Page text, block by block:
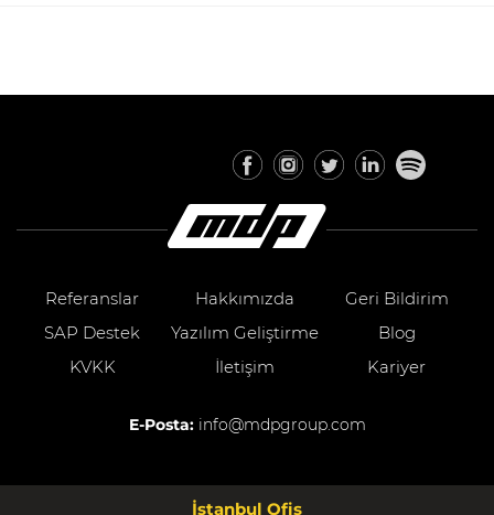
Referanslar Hakkımızda
Geri Bildirim
SAP Destek
Yazılım Geliştirme
Blog
KVKK
İletişim Kariyer
E-Posta: info@mdpgroup.com
İstanbul Ofis